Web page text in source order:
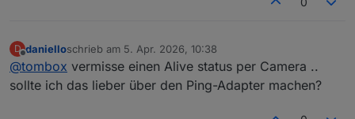
D
Offline
danielloschrieb am 5. Apr. 2026, 10:38
zuletzt editiert von
@tombox vermisse einen Alive status per Camera ..
sollte ich das lieber über den Ping-Adapter machen?